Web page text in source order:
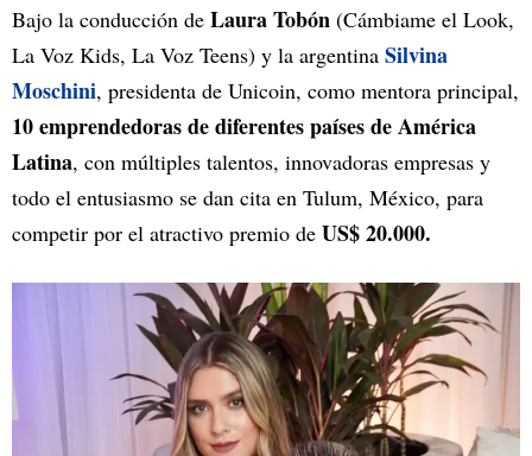
Bajo la conducción de Laura Tobón (Cámbiame el Look,
La Voz Kids, La Voz Teens) y la argentina Silvina
Moschini, presidenta de Unicoin, como mentora principal,
10 emprendedoras de diferentes países de América
Latina, con múltiples talentos, innovadoras empresas y
todo el entusiasmo se dan cita en Tulum, México, para
competir por el atractivo premio de US$ 20.000.